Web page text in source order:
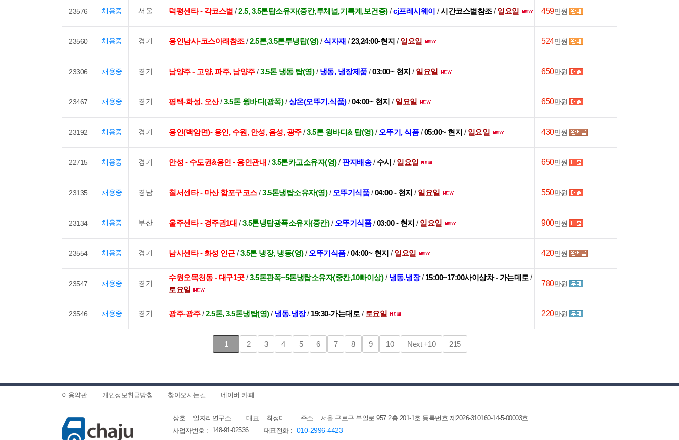
23576 채용중 서울 덕평센타 - 각코스별 /2.5, 3.5톤탑소유자(중칸,투체널,기록계,보건증)/cj프레시웨이 /시간코스별참조/ 일요일 459만원
23560 채용중 경기 용인남사-코스아래참조/2.5톤,3.5톤투냉탑(영)/식자재 /23,24:00-현지 / 일요일 524만원
23306 채용중 경기 남양주 - 고양, 파주, 남양주/3.5톤 냉동 탑(영)/ 냉동, 냉장제품/03:00~ 현지 / 일요일 650만원
23467 채용중 경기 평택-화성, 오산/3.5톤 윙바디(광폭)/상온(오뚜기,식품)/04:00~ 현지 / 일요일 650만원
23192 채용중 경기 용인(백암면)- 용인, 수원, 안성, 음성, 광주/3.5톤 윙바디& 탑(영)/ 오뚜기, 식품/05:00~ 현지 / 일요일 430만원
22715 채용중 경기 안성 - 수도권&용인 - 용인관내 /3.5톤카고소유자(영)/ 판지배송/ 수시 / 일요일 650만원
23135 채용중 경남 칠서센타 - 마산 합포구코스/3.5톤냉탑소유자(영)/ 오뚜기식품/04:00 - 현지 / 일요일 550만원
23134 채용중 부산 울주센타 - 경주권1대 /3.5톤냉탑광폭소유자(중칸)/ 오뚜기식품/03:00 - 현지 / 일요일 900만원
23554 채용중 경기 남사센타 - 화성 인근/3.5톤 냉장, 냉동(영)/ 오뚜기식품/04:00~ 현지 / 일요일 420만원
23547 채용중 경기
수원오목천동 - 대구1곳/3.5톤관폭~5톤냉탑소유자(중칸,10빠이상)/ 냉동,냉장/ 15:00~17:00사이상차 - 가는데로 /
토요일
780만원
23546 채용중 경기 광주-광주/2.5톤, 3.5톤냉탑(영)/ 냉동.냉장/ 19:30-가는대로 / 토요일 220만원
1 2 3 4 5 6 7 8 9 10 Next+10 215
이용약관 개인정보취급방침 찾아오시는길 네이버 카페
상호 : 일자리연구소 대표 : 최정미 주소 : 서울 구로구 부일로 957 2층 201-1호 등록번호 제2026-310160-14-5-00003호
사업자번호 :
148-91-02536 대표전화 : 010-2996-4423